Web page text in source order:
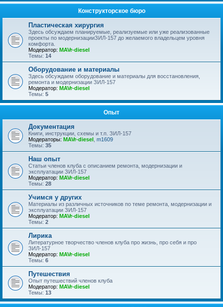
Конструкторское бюро
Пластическая хирургия
Здесь обсуждаем планируемые, реализуемые или уже реализованные
проекты по модернизацииЗИЛ-157 до желаемого владельцем уровня
комфорта.
Модератор: MAVr-diesel
Темы: 14
Оборудование и материалы
Здесь обсуждаем оборудование и материалы для восстановления,
ремонта и модернизации ЗИЛ-157
Модератор: MAVr-diesel
Темы: 5
Опыт
Документация
Книги, инструкции, схемы и т.п. ЗИЛ-157
Модераторы: MAVr-diesel m1609
Темы: 35
Наш опыт
Статьи членов клуба с описанием ремонта, модернизации и
эксплуатации ЗИЛ-157
Модератор: MAVr-diesel
Темы: 28
Учимся у других
Материалы из различных источников по теме ремонта, модернизации и
эксплуатации ЗИЛ-157
Модератор: MAVr-diesel
Темы: 2
Лирика
Литературное творчество членов клуба про жизнь, про себя и про
ЗИЛ-157
Модератор: MAVr-diesel
Темы: 6
Путешествия
Опыт путешествий членов клуба
Модератор: MAVr-diesel
Темы: 13